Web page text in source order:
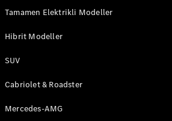
Sürüş
Sihirli Garaj
Tamamen Elektrikli Modeller
Hibrit Modeller
SUV
Cabriolet & Roadster
Mercedes-AMG